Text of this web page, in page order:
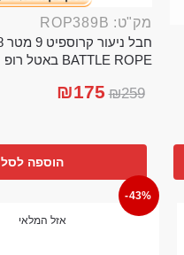
מק"ט: ROP389B
BATTLE ROPE באטל רופ
₪259
₪175
הוספה לסל
-43%
אזל המלאי